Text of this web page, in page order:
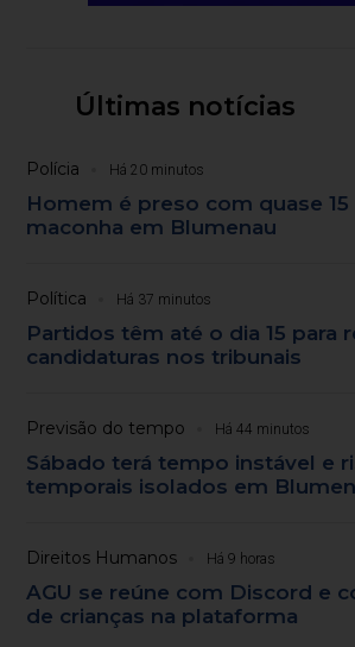
Últimas notícias
Polícia Há 20 minutos
Homem é preso com quase 15
maconha em Blumenau
Política Há 37 minutos
Partidos têm até o dia 15 para
candidaturas nos tribunais
Previsão do tempo Há 44 minutos
Sábado terá tempo instável e
temporais isolados em
Direitos Humanos Há 9 horas
AGU se reúne com Discord e
de crianças na plataforma